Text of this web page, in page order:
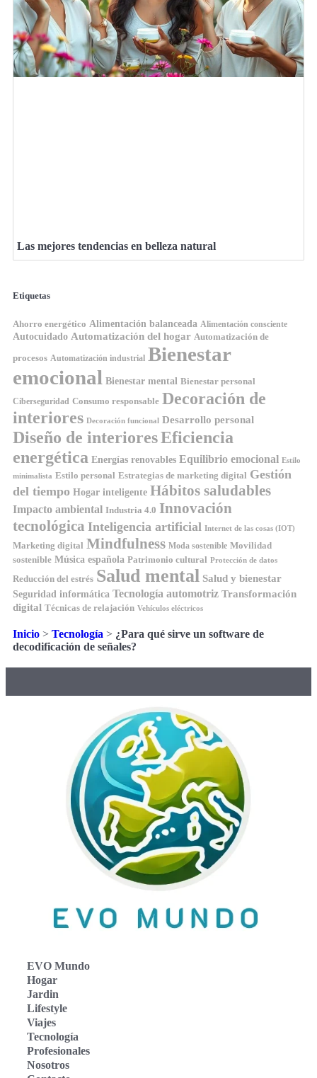
Las mejores tendencias en belleza natural
Etiquetas
Ahorro energético Alimentación balanceada Alimentación consciente
Autocuidado Automatización del hogar Automatización de
procesos Automatización industrial Bienestar
emocional Bienestar mental Bienestar personal
Ciberseguridad Consumo responsable Decoración de
interiores Decoración funcional Desarrollo personal
Diseño de interioresEficiencia
energética Energías renovables Equilibrio emocional Estilo
minimalista Estilo personal Estrategias de marketing digital Gestión
del tiempo Hogar inteligente Hábitos saludables
Impacto ambiental Industria 4.0 Innovación
tecnológica Inteligencia artificial Internet de las cosas (IOT)
Marketing digital Mindfulness Moda sostenible Movilidad
sostenible Música española Patrimonio cultural Protección de datos
Reducción del estrés Salud mental Salud y bienestar
Seguridad informática Tecnología automotriz Transformación
digital Técnicas de relajación Vehículos eléctricos
Inicio > Tecnología > ¿Para qué sirve un software de
decodificación de señales?
EVO Mundo
Hogar
Jardin
Lifestyle
Viajes
Tecnología
Profesionales
Nosotros